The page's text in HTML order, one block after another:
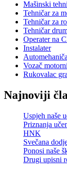
Mašinski
Tehničar za
Tehničar za
Tehničar
Operater na
Instalater
Vozač
Rukovalac
Najnoviji
Uspjeh naše
Priznanja
HNK
Svečana
Ponosi naše
Drugi upisni